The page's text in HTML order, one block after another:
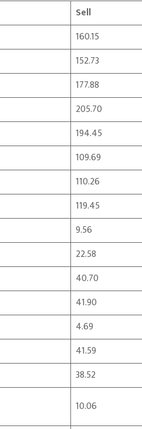
Sell
160.15
152.73
177.88
205.70
194.45
109.69
110.26
119.45
9.56
22.58
40.70
41.90
4.69
41.59
38.52
10.06